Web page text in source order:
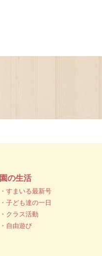
園の生活
・すまいる最新号
・子ども達の一日
・クラス活動
・自由遊び